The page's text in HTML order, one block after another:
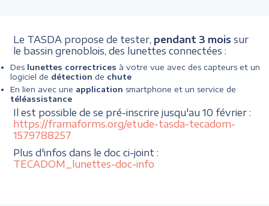
Le TASDA propose de tester, pendant 3 mois sur
le bassin grenoblois, des lunettes connectées :
Des lunettes correctrices à votre vue avec des capteurs et un
logiciel de détection de chute
En lien avec une application smartphone et un service de
téléassistance
Il est possible de se pré-inscrire jusqu'au 10 février :
https://framaforms.org/etude-tasda-tecadom-
1579788257
Plus d'infos dans le doc ci-joint :
TECADOM_lunettes-doc-info